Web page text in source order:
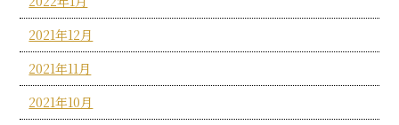
2021年12月
2021年11月
2021年10月